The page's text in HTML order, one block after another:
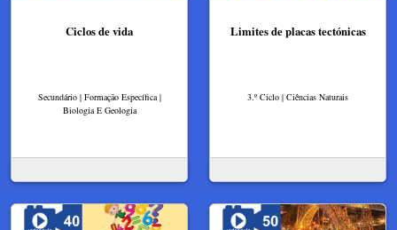
Ciclos de vida
Secundário | Formação Específica |
Biologia E Geologia
Limites de placas tectónicas
3.º Ciclo | Ciências Naturais